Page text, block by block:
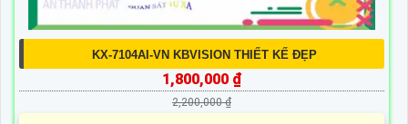
KX-7104AI-VN KBVISION THIẾT KẾ ĐẸP
1,800,000 ₫
2,200,000 ₫